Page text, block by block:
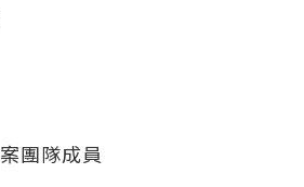
團隊成員